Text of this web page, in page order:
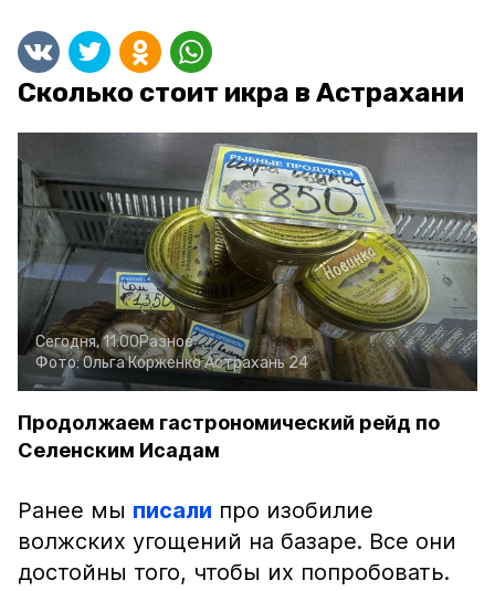
Сколько стоит икра в Астрахани
Сегодня, 11:00Разное
Фото:Ольга КорженкоАстрахань 24
Продолжаем гастрономический рейд по
Селенским Исадам
Ранее мы писали про изобилие
волжских угощений на базаре. Все они
достойны того, чтобы их попробовать.